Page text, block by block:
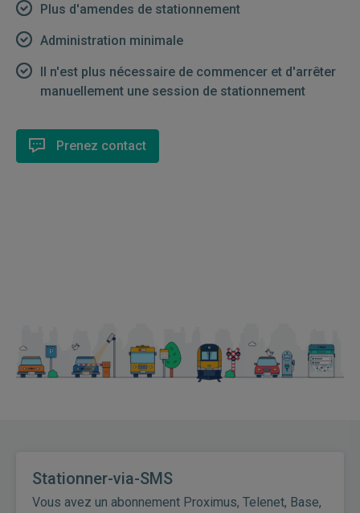
Plus d'amendes de stationnement
Administration minimale
Il n'est plus nécessaire de commencer et d'arrêter
manuellement une session de stationnement
Prenez contact
Stationner-via-SMS
Vous avez un abonnement Proximus, Telenet, Base,